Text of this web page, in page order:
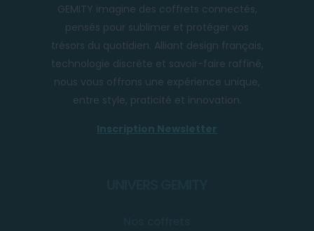
GEMITY imagine des coffrets connectés,
pensés pour sublimer et protéger vos
trésors du quotidien. Alliant design français,
technologie discrète et savoir-faire raffiné,
nous vous offrons une expérience unique,
entre style, praticité et innovation.